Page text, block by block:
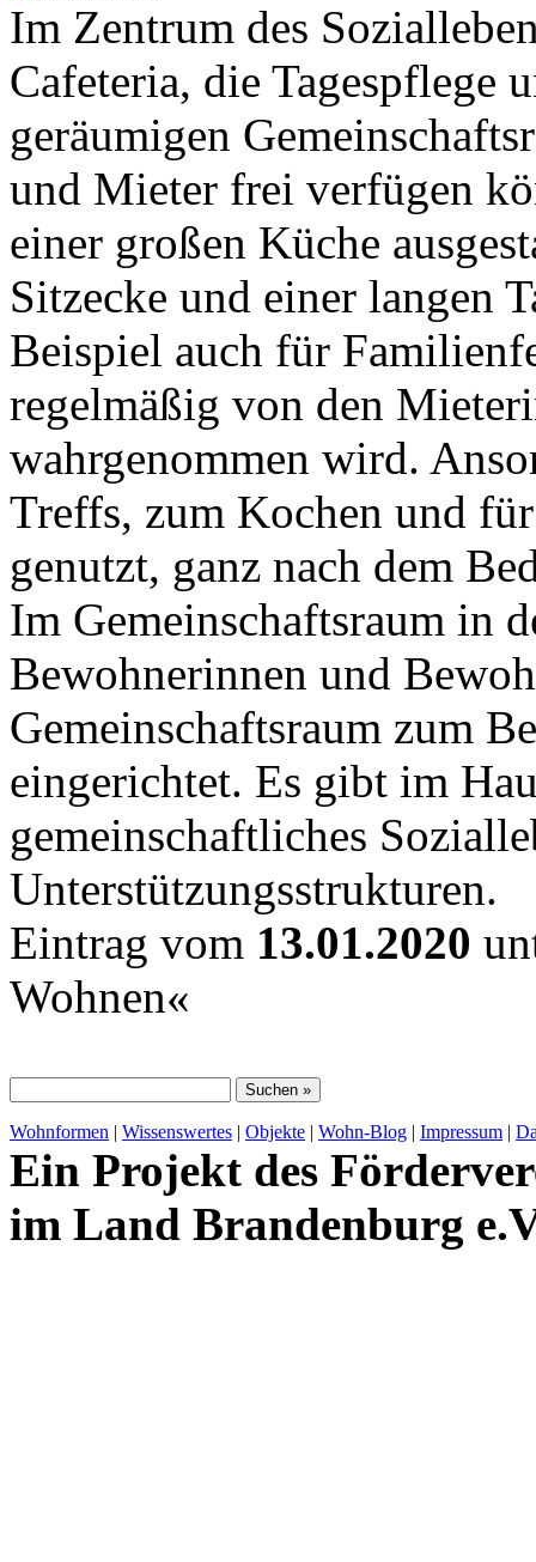
Im Zentrum des
Cafeteria, die Tagespflege
geräumigen
und Mieter frei verfügen
einer großen Küche
Sitzecke und einer langen
Beispiel auch für
regelmäßig von den
wahrgenommen wird.
Treffs, zum Kochen und
genutzt, ganz nach dem
Im Gemeinschaftsraum in
Bewohnerinnen und
Gemeinschaftsraum zum
eingerichtet. Es gibt im
gemeinschaftliches
Unterstützungsstrukturen.
Eintrag vom 13.01.2020
Wohnen«
Wohnformen | Wissenswertes | Objekte | Wohn-Blog | Impressum |
Ein Projekt des
im Land Brandenburg